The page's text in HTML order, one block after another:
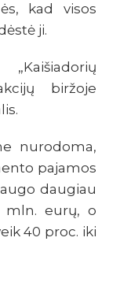
kad visos
ji.
biržoje
nurodoma,
pajamos
daugiau
mln. eurų, o
40 proc. iki